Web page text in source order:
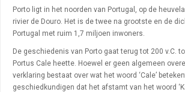
Porto ligt in het noorden van Portugal, op de
rivier de Douro. Het is de twee na grootste en de
Portugal met ruim 1,7 miljoen inwoners.
De geschiedenis van Porto gaat terug tot 200 v.C.
Portus Cale heette. Hoewel er geen algemeen
verklaring bestaat over wat het woord ‘Cale’
geschiedkundigen dat het afstamt van het woord